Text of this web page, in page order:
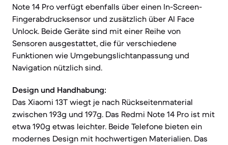
Note 14 Pro verfügt ebenfalls über einen In-Screen-
Fingerabdrucksensor und zusätzlich über AI Face
Unlock. Beide Geräte sind mit einer Reihe von
Sensoren ausgestattet, die für verschiedene
Funktionen wie Umgebungslichtanpassung und
Navigation nützlich sind.
Design und Handhabung:
Das Xiaomi 13T wiegt je nach Rückseitenmaterial
zwischen 193g und 197g. Das Redmi Note 14 Pro ist mit
etwa 190g etwas leichter. Beide Telefone bieten ein
modernes Design mit hochwertigen Materialien. Das